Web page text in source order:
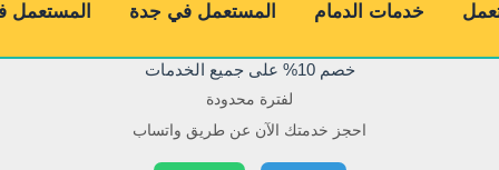
خدمات الدمام المستعمل في جدة المستعمل
خصم 10% على جميع الخدمات
لفترة محدودة
احجز خدمتك الآن عن طريق واتساب